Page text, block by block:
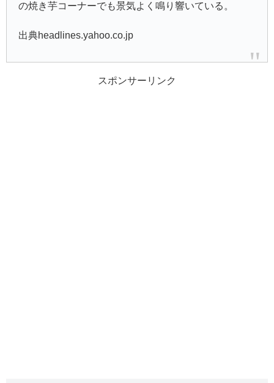
の焼き芋コーナーでも景気よく鳴り響いている。
出典headlines.yahoo.co.jp
スポンサーリンク